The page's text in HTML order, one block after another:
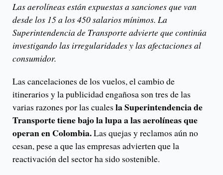
Las aerolíneas están expuestas a sanciones que van
desde los 15 a los 450 salarios mínimos. La
Superintendencia de Transporte advierte que continúa
investigando las irregularidades y las afectaciones al
consumidor.
Las cancelaciones de los vuelos, el cambio de
itinerarios y la publicidad engañosa son tres de las
varias razones por las cuales la Superintendencia de
Transporte tiene bajo la lupa a las aerolíneas que
operan en Colombia.Las quejas y reclamos aún no
cesan, pese a que las empresas advierten que la
reactivación del sector ha sido sostenible.